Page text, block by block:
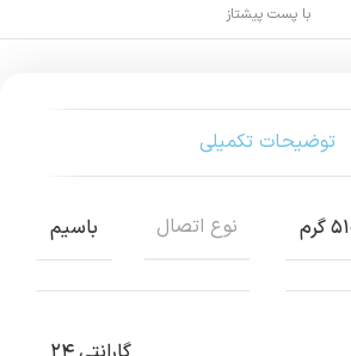
با پست پیشتاز
توضیحات تکمیلی
گرم نوع اتصال باسیم